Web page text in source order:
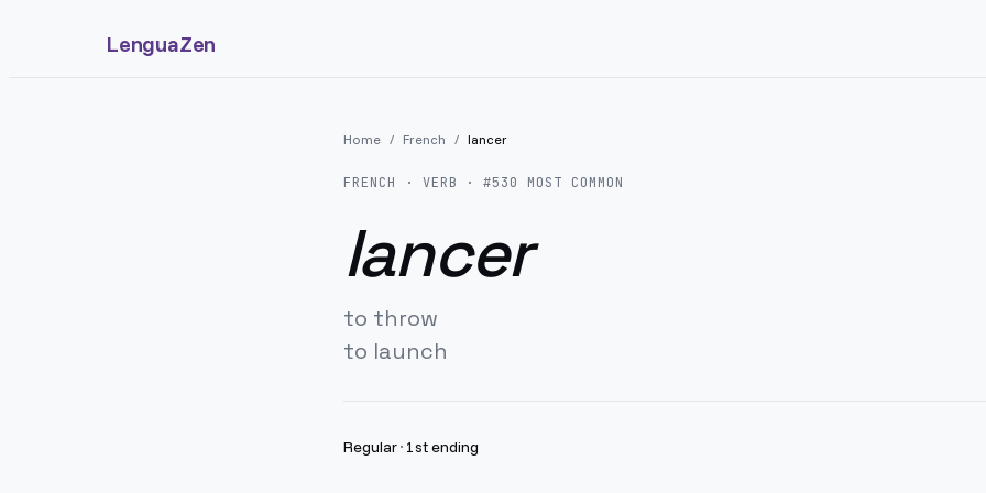
LenguaZen
Home / French / lancer
FRENCH · VERB · #530 MOST COMMON
lancer
to throw
to launch
Regular· 1st ending